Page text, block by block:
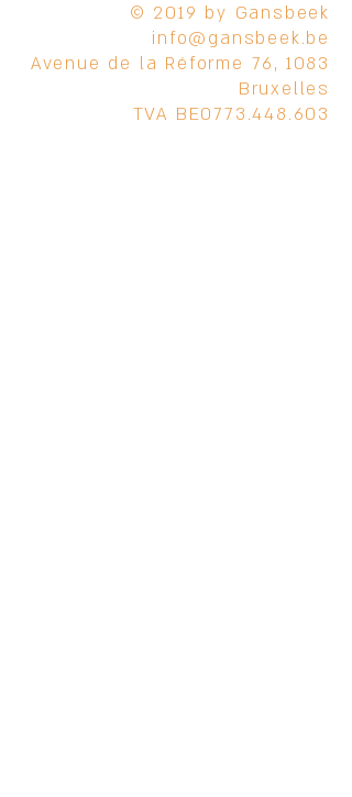
© 2019 by Gansbeek
info@gansbeek.be
Avenue de la Réforme 76, 1083
Bruxelles
TVA BE0773.448.603